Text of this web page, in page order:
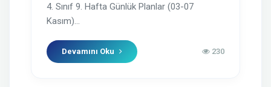
4. Sınıf 9. Hafta Günlük Planlar (03-07
Kasım)...
Devamını Oku 230